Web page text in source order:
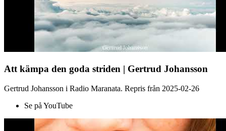
Att kämpa den goda striden | Gertrud Johansson
Gertrud Johansson i Radio Maranata. Repris från 2025-02-26
Se på YouTube